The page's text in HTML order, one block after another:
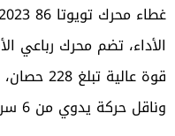
وناقل حركة يدوي من 6 سرعات.